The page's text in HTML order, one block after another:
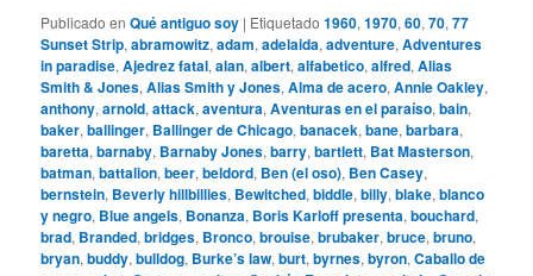
Publicado en Qué antiguo soy | Etiquetado 1960,1970,60,70,77
Sunset Strip,abramowitz,adam,adelaida,adventure,Adventures
in paradise,Ajedrez fatal,alan,albert,alfabetico,alfred,Alias
Smith & Jones,Alias Smith y Jones,Alma de acero,Annie Oakley,
anthony,arnold,attack,aventura,Aventuras en el paraíso,bain,
baker,ballinger, Ballinger de Chicago,banacek,bane,barbara,
baretta,barnaby, Barnaby Jones,barry,bartlett, Bat Masterson,
batman,battalion,beer,beldord, Ben (el oso), Ben Casey,
bernstein, Beverly hillbillies, Bewitched,biddle,billy,blake,blanco
y negro, Blue angels, Bonanza, Boris Karloff presenta,bouchard,
brad, Branded,bridges, Bronco,brouise,brubaker,bruce,bruno,
bryan,buddy,bulldog, Burke’s law,burt,byrnes,byron,Caballo de